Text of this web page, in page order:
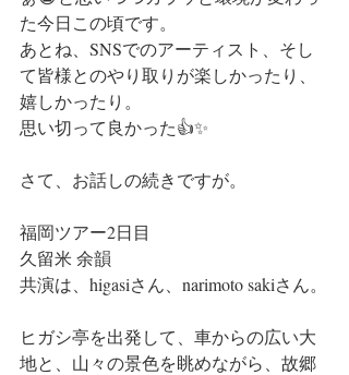
た今日この頃です。
あとね、SNSでのアーティスト、そし
て皆様とのやり取りが楽しかったり、
嬉しかったり。
思い切って良かった👍✨
さて、お話しの続きですが。
福岡ツアー2日目
久留米 余韻
共演は、higasiさん、narimoto sakiさん。
ヒガシ亭を出発して、車からの広い大
地と、山々の景色を眺めながら、故郷